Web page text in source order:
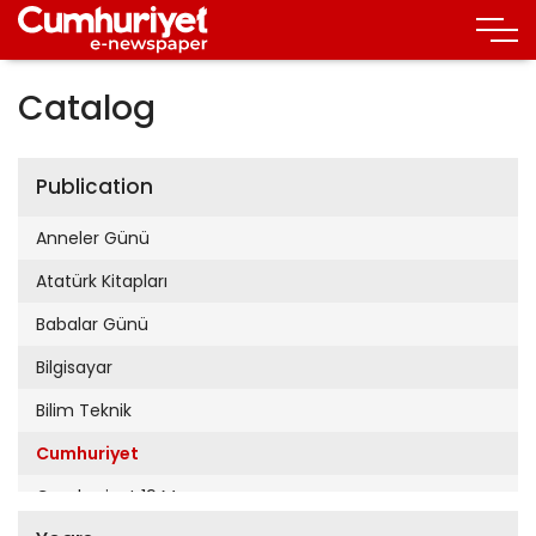
Catalog
Publication
Anneler Günü
Atatürk Kitapları
Babalar Günü
Bilgisayar
Bilim Teknik
Cumhuriyet
Cumhuriyet 19 Mayıs